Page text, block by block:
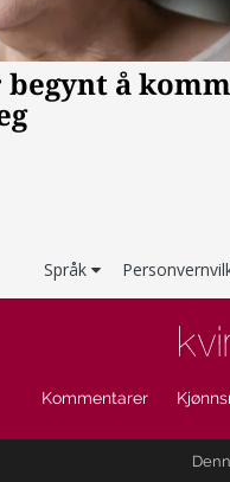
Språk
Kommentarer